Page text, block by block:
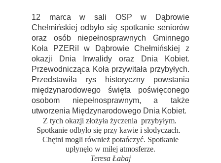
12 marca w sali OSP w Dąbrowie
Chełmińskiej odbyło się spotkanie seniorów
oraz osób niepełnosprawnych Gminnego
Koła PZERiI w Dąbrowie Chełmińskiej z
okazji Dnia Inwalidy oraz Dnia Kobiet.
Przewodnicząca Koła przywitała przybyłych.
Przedstawiła rys historyczny powstania
międzynarodowego święta poświęconego
osobom niepełnosprawnym, a także
utworzenia Międzynarodowego Dnia Kobiet.
Z tych okazji złożyła życzenia przybyłym.
Spotkanie odbyło się przy kawie i słodyczach.
Chętni mogli również potańczyć. Spotkanie
upłynęło w miłej atmosferze.
Teresa Łabaj